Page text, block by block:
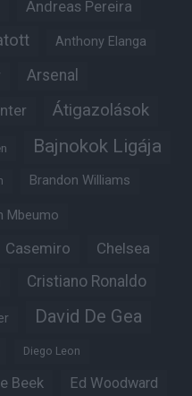
Andreas Pereira
Anthony Elanga
Arsenal
Átigazolások
Bajnokok Ligája
Brandon Williams
Mbeumo
Casemiro Chelsea
Cristiano Ronaldo
David De Gea
Diego Leon
Beek Ed Woodward